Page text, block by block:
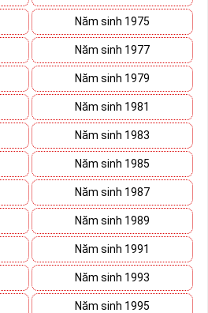
Năm sinh 1975
Năm sinh 1977
Năm sinh 1979
Năm sinh 1981
Năm sinh 1983
Năm sinh 1985
Năm sinh 1987
Năm sinh 1989
Năm sinh 1991
Năm sinh 1993
Năm sinh 1995